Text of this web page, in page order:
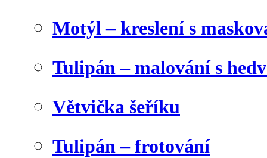
Motýl – kreslení s
Tulipán – malování s
Větvička šeříku
Tulipán – frotování